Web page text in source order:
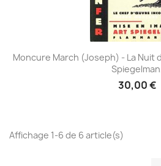
Moncure March (Joseph) - La Nuit
30,00 €
Affichage 1-6 de 6 article(s)